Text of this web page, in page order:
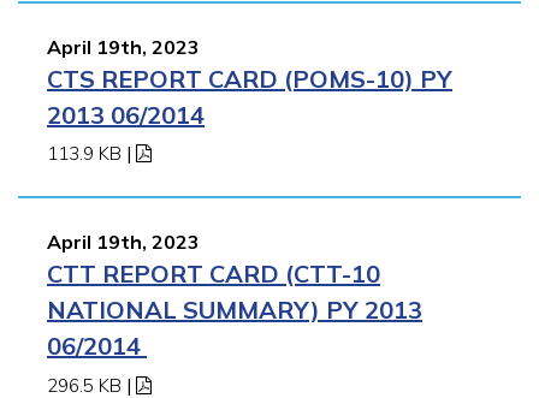
April 19th, 2023
CTS REPORT CARD (POMS-10) PY
2013 06/2014
113.9 KB |
April 19th, 2023
CTT REPORT CARD (CTT-10
NATIONAL SUMMARY) PY 2013
06/2014
296.5 KB |